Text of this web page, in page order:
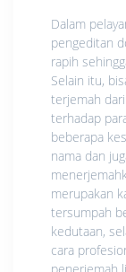
Dalam
pengeditan
rapih
Selain itu,
terjemah
terhadap
beberapa
nama dan
merupakan
tersumpah
kedutaan,
cara